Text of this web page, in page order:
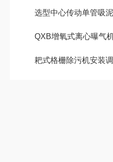
选型中心传动单管吸泥机，看池径
QXB增氧式离心曝气机是城市
耙式格栅除污机安装调试